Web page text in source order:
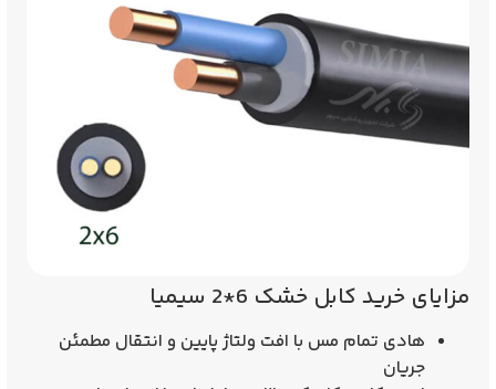
مزایای خرید کابل خشک 6*2 سیمیا
هادی تمام مس با افت ولتاژ پایین و انتقال مطمئن
جریان